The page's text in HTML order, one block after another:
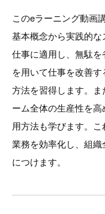
このeラーニング動画
基本概念から実践的
仕事に適用し、無駄
を用いて仕事を改善
方法を習得します。
ーム全体の生産性を
用方法も学びます。
業務を効率化し、組
につけます。